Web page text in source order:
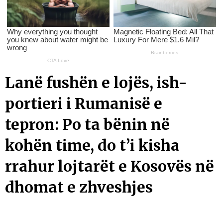
Lanë fushën e lojës, ish-
portieri i Rumanisë e
tepron: Po ta bënin në
kohën time, do t’i kisha
rrahur lojtarët e Kosovës në
dhomat e zhveshjes